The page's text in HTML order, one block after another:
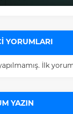
YORUMLARI
İlk
YAZIN